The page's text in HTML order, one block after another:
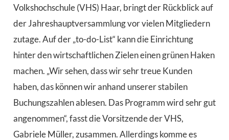
Volkshochschule (VHS) Haar, bringt der Rückblick auf
der Jahreshauptversammlung vor vielen Mitgliedern
zutage. Auf der „to-do-List“ kann die Einrichtung
hinter den wirtschaftlichen Zielen einen grünen Haken
machen. „Wir sehen, dass wir sehr treue Kunden
haben, das können wir anhand unserer stabilen
Buchungszahlen ablesen. Das Programm wird sehr gut
angenommen“, fasst die Vorsitzende der VHS,
Gabriele Müller, zusammen. Allerdings komme es